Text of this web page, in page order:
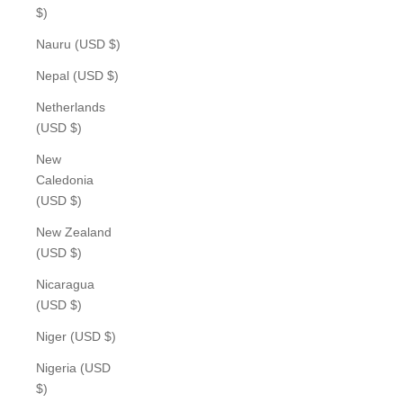
$)
Nauru (USD $)
Nepal (USD $)
Netherlands
(USD $)
New
Caledonia
(USD $)
New Zealand
(USD $)
Nicaragua
(USD $)
Niger (USD $)
Nigeria (USD
$)